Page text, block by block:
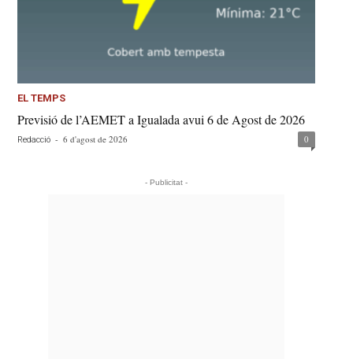
EL TEMPS
Previsió de l’AEMET a Igualada avui 6 de Agost de 2026
Redacció - 6 d'agost de 2026 0
- Publicitat -